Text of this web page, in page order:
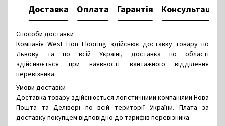
Доставка Оплата Гарантія Консультація
Способи доставки
Компанія West Lion Flooring здійснює доставку товару по
Львову та по всій Україні, доставка по області
здійснюється при наявності вантажного відділення
перевізника.
Умови доставки
Доставка товару здійснюється логістичними компаніями Нова
Пошта та Делівері по всій території України. Плата за
доставку покупцем відповідно до тарифів перевізника.